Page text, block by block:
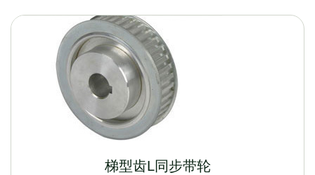
梯型齿L同步带轮